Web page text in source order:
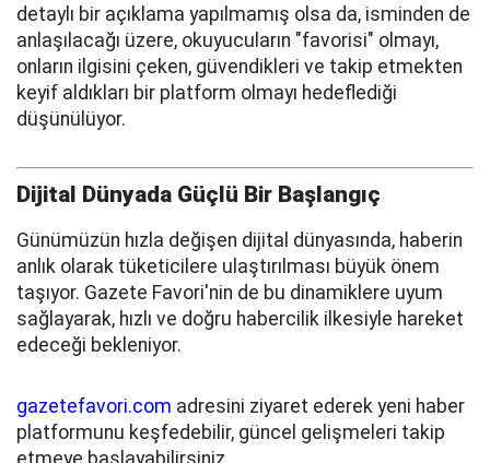
detaylı bir açıklama yapılmamış olsa da, isminden de
anlaşılacağı üzere, okuyucuların "favorisi" olmayı,
onların ilgisini çeken, güvendikleri ve takip etmekten
keyif aldıkları bir platform olmayı hedeflediği
düşünülüyor.
Dijital Dünyada Güçlü Bir Başlangıç
Günümüzün hızla değişen dijital dünyasında, haberin
anlık olarak tüketicilere ulaştırılması büyük önem
taşıyor. Gazete Favori'nin de bu dinamiklere uyum
sağlayarak, hızlı ve doğru habercilik ilkesiyle hareket
edeceği bekleniyor.
gazetefavori.com adresini ziyaret ederek yeni haber
platformunu keşfedebilir, güncel gelişmeleri takip
etmeye başlayabilirsiniz.